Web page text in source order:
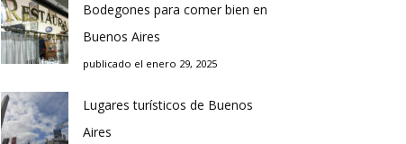
Bodegones para comer bien en
Buenos Aires
publicado el enero 29, 2025
Lugares turísticos de Buenos
Aires